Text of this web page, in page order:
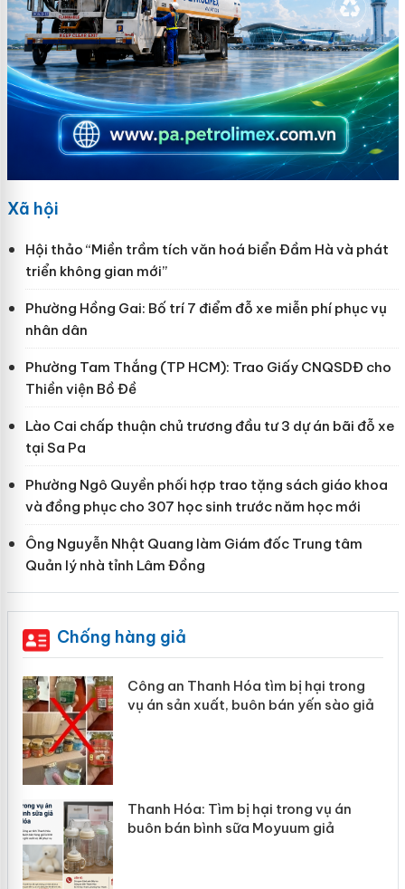
Xã hội
Hội thảo “Miền trầm tích văn hoá biển Đầm Hà và phát
triển không gian mới”
Phường Hồng Gai: Bố trí 7 điểm đỗ xe miễn phí phục vụ
nhân dân
Phường Tam Thắng (TP HCM): Trao Giấy CNQSDĐ cho
Thiền viện Bồ Đề
Lào Cai chấp thuận chủ trương đầu tư 3 dự án bãi đỗ xe
tại Sa Pa
Phường Ngô Quyền phối hợp trao tặng sách giáo khoa
và đồng phục cho 307 học sinh trước năm học mới
Ông Nguyễn Nhật Quang làm Giám đốc Trung tâm
Quản lý nhà tỉnh Lâm Đồng
Chống hàng giả
Công an Thanh Hóa tìm bị hại trong
vụ án sản xuất, buôn bán yến sào giả
Thanh Hóa: Tìm bị hại trong vụ án
buôn bán bình sữa Moyuum giả